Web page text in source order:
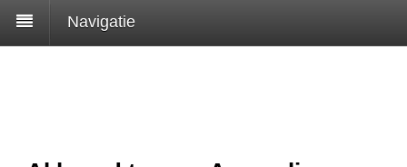
Navigatie